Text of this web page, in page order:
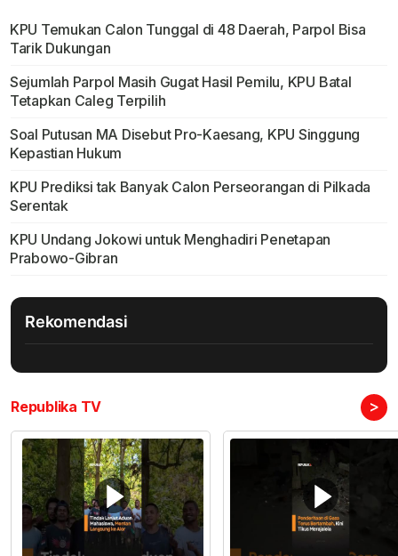
KPU Temukan Calon Tunggal di 48 Daerah, Parpol Bisa
Tarik Dukungan
Sejumlah Parpol Masih Gugat Hasil Pemilu, KPU Batal
Tetapkan Caleg Terpilih
Soal Putusan MA Disebut Pro-Kaesang, KPU Singgung
Kepastian Hukum
KPU Prediksi tak Banyak Calon Perseorangan di Pilkada
Serentak
KPU Undang Jokowi untuk Menghadiri Penetapan
Prabowo-Gibran
Rekomendasi
Republika TV >